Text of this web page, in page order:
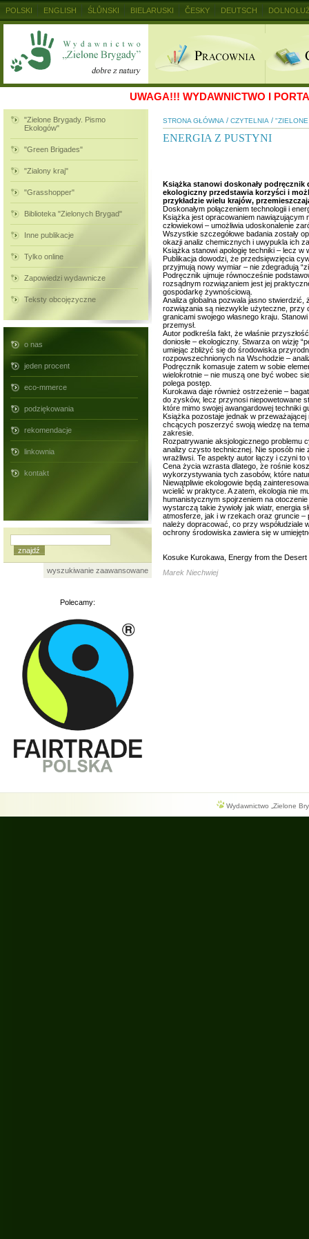
UWAGA!!! WYDAWNICTWO I
"Zielone Brygady. Pismo
Ekologów"
"Green Brigades"
"Zialony kraj"
"Grasshopper"
Biblioteka "Zielonych Brygad"
Inne publikacje
Tylko online
Zapowiedzi wydawnicze
Teksty obcojęzyczne
o nas
jeden procent
eco-mmerce
podziękowania
rekomendacje
linkownia
kontakt
wyszukiwanie zaawansowane
Polecamy:
STRONA GŁÓWNA / CZYTELNIA /
ENERGIA Z PUSTYNI
Książka stanowi doskonały
ekologiczny przedstawia korzyści i
przykładzie wielu krajów,
Doskonałym połączeniem technologii i
Książka jest opracowaniem nawiązującym
człowiekowi – umożliwia udoskonalenie
Wszystkie szczegółowe badania zostały
okazji analiz chemicznych i uwypukla ich
Książka stanowi apologię techniki – lecz
Publikacja dowodzi, że przedsięwzięcia
przyjmują nowy wymiar – nie zdegradują
Podręcznik ujmuje równocześnie
rozsądnym rozwiązaniem jest jej
gospodarkę żywnościową.
Analiza globalna pozwala jasno stwierdzić,
rozwiązania są niezwykle użyteczne, przy
granicami swojego własnego kraju.
przemysł.
Autor podkreśla fakt, że właśnie
doniosłe – ekologiczny. Stwarza on wizję
umiejąc zbliżyć się do środowiska
rozpowszechnionych na Wschodzie –
Podręcznik komasuje zatem w sobie
wielokrotnie – nie muszą one być wobec
polega postęp.
Kurokawa daje również ostrzeżenie –
do zysków, lecz przynosi niepowetowane
które mimo swojej awangardowej techniki
Książka pozostaje jednak w
chcących poszerzyć swoją wiedzę na
zakresie.
Rozpatrywanie aksjologicznego problemu
analizy czysto technicznej. Nie sposób nie
wrażliwsi. Te aspekty autor łączy i czyni to
Cena życia wzrasta dlatego, że rośnie
wykorzystywania tych zasobów, które
Niewątpliwie ekologowie będą
wcielić w praktyce. A zatem, ekologia nie
humanistycznym spojrzeniem na
wystarczą takie żywioły jak wiatr, energia
atmosferze, jak i w rzekach oraz gruncie
należy dopracować, co przy współudziale
ochrony środowiska zawiera się w
Kosuke Kurokawa, Energy from the
Marek Niechwiej
Wydawnictwo „Zielone
POLSKI ENGLISH ŚLŮNSKI BIELARUSKI ČESKY DEUTSCH